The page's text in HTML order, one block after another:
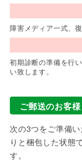
障害メディア一式、
初期診断の準備を行
い致します。
ご郵送のお客様
次の3つをご準備
りと梱包した状態
す。